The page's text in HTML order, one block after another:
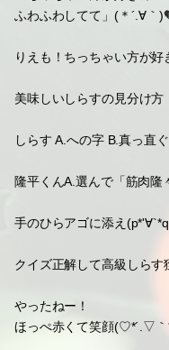
ふわふわしてて」(＊´.∀｀
りえも！ちっちゃい方が好
美味しいしらすの見分け方
しらす A.への字 B.真っ直ぐ
隆平くんA.選んで「筋肉隆
手のひらアゴに添え
クイズ正解して高級しらす
やったねー！
ほっぺ赤くて笑顔(♡*´.▽